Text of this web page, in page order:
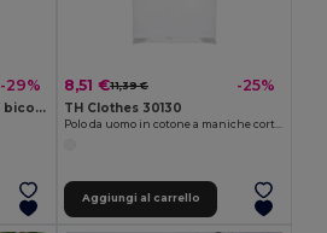
-29%
Polo da donna in cotone bicolore
8,51 €11,39 € -25%
TH Clothes 30130
Aggiungi al carrello